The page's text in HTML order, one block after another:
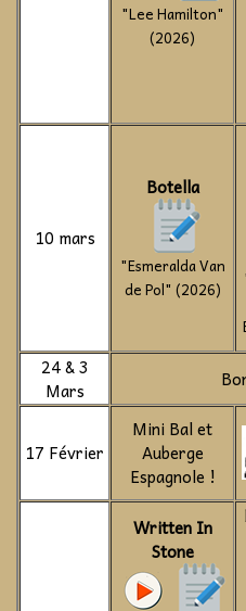
"Lee Hamilton"
(2026)
10 mars
Botella
"Esmeralda Van
de Pol" (2026)
24 & 3
Mars
17 Février
Mini Bal et
Auberge
Espagnole !
Written In
Stone